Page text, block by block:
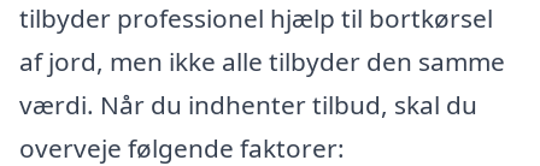
tilbyder professionel hjælp til bortkørsel
af jord, men ikke alle tilbyder den samme
værdi. Når du indhenter tilbud, skal du
overveje følgende faktorer: